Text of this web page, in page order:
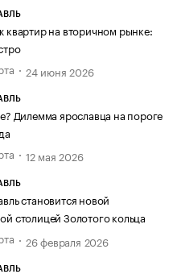
квартир на вторичном рынке:
24 июня 2026
Дилемма ярославца на пороге
12 мая 2026
становится новой
столицей Золотого кольца
26 февраля 2026